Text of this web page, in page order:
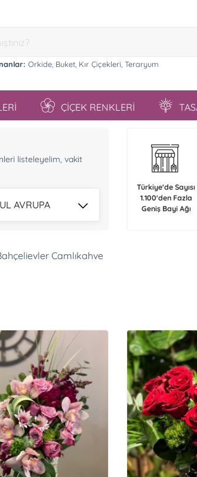
Orkide, Buket, Kır Çiçekleri, Teraryum
ÇİÇEK RENKLERİ
listeleyelim, vakit
AVRUPA
Türkiye'de Sayısı
1.100'den Fazla
Geniş Bayi Ağı
Camlıkahve